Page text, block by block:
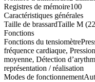
Registres de mémoire100
Caractéristiques générales
Taille de brassardTaille M
Fonctions
Fonctions du tensiomètre
fréquence cardiaque,
moyenne, Détection
représentation / réalisation
Modes de fonctionnement